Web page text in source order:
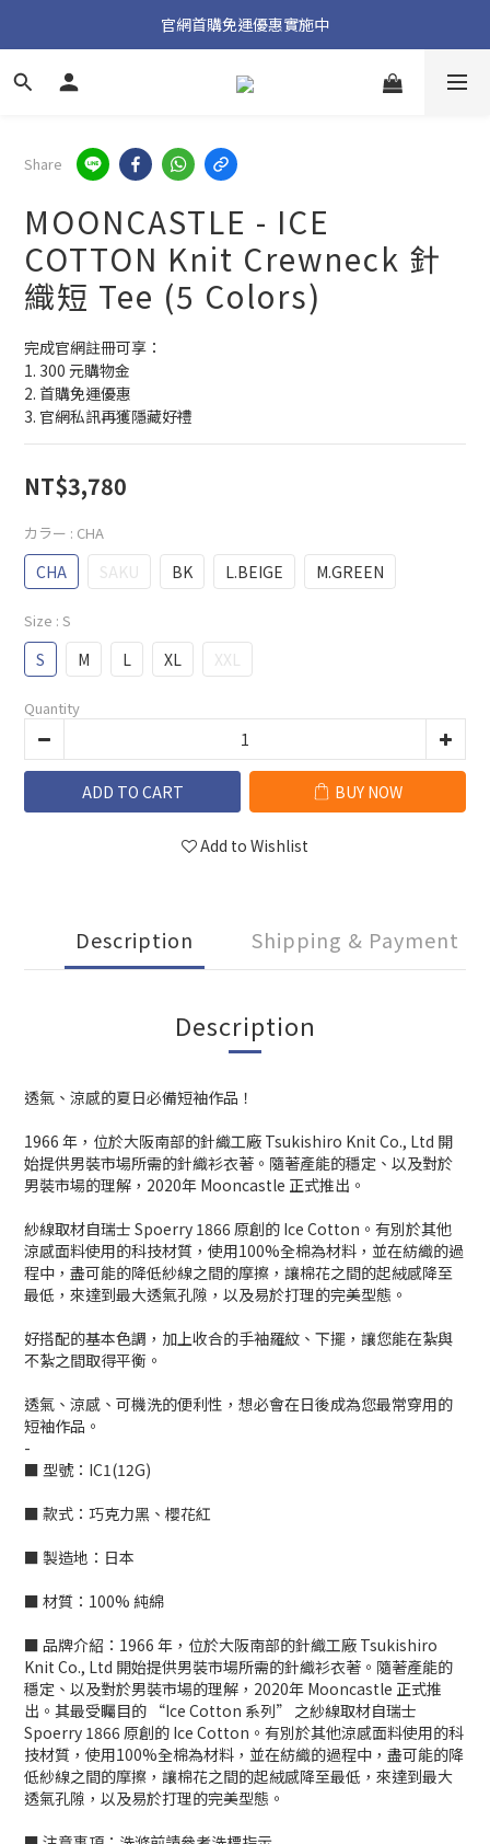
加入官方 LINE 獲取隱藏好禮
官網首購免運優惠實施中
加入官方 LINE 獲取隱藏好禮
Share
MOONCASTLE - ICE
COTTON Knit Crewneck 針
織短 Tee (5 Colors)
完成官網註冊可享：
1. 300 元購物金
2. 首購免運優惠
3. 官網私訊再獲隱藏好禮
NT$3,780
カラー : CHA
CHA SAKU BK L.BEIGE M.GREEN
Size : S
S M L XL XXL
Quantity
ADD TO CART BUY NOW
Add to Wishlist
Description Shipping & Payment
Description
透氣、涼感的夏日必備短袖作品！
1966 年，位於大阪南部的針織工廠 Tsukishiro Knit Co., Ltd 開
始提供男裝市場所需的針織衫衣著。隨著產能的穩定、以及對於
男裝市場的理解，2020年 Mooncastle 正式推出。
紗線取材自瑞士 Spoerry 1866 原創的 Ice Cotton。有別於其他
涼感面料使用的科技材質，使用100%全棉為材料，並在紡織的過
程中，盡可能的降低紗線之間的摩擦，讓棉花之間的起絨感降至
最低，來達到最大透氣孔隙，以及易於打理的完美型態。
好搭配的基本色調，加上收合的手袖羅紋、下擺，讓您能在紮與
不紮之間取得平衡。
透氣、涼感、可機洗的便利性，想必會在日後成為您最常穿用的
短袖作品。
-
■ 型號：IC1(12G)
■ 款式：巧克力黑、櫻花紅
■ 製造地：日本
■ 材質：100% 純綿
■ 品牌介紹：1966 年，位於大阪南部的針織工廠 Tsukishiro
Knit Co., Ltd 開始提供男裝市場所需的針織衫衣著。隨著產能的
穩定、以及對於男裝市場的理解，2020年 Mooncastle 正式推
出。其最受矚目的 “Ice Cotton 系列” 之紗線取材自瑞士
Spoerry 1866 原創的 Ice Cotton。有別於其他涼感面料使用的科
技材質，使用100%全棉為材料，並在紡織的過程中，盡可能的降
低紗線之間的摩擦，讓棉花之間的起絨感降至最低，來達到最大
透氣孔隙，以及易於打理的完美型態。